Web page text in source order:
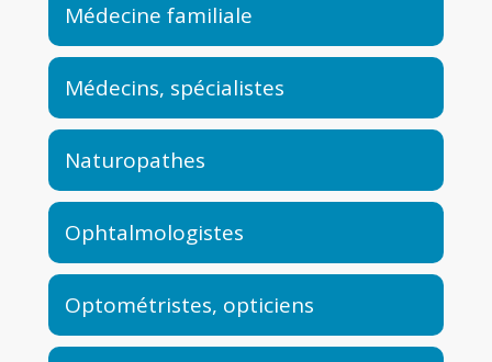
Médecine familiale
Médecins, spécialistes
Naturopathes
Ophtalmologistes
Optométristes, opticiens